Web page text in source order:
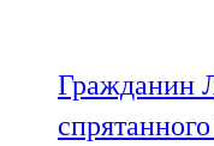
Гражданин